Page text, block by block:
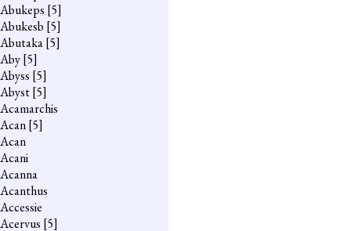
Abukeps [5]
Abukesb [5]
Abutaka[5]
Aby[5]
Abyss [5]
Abyst[5]
Acamarchis
Acan[5]
Acan
Acani
Acanna
Acanthus
Accessie
Acervus [5]